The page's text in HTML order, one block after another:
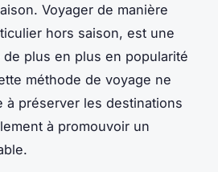
Voyager de manière
hors saison, est une
plus en plus en popularité
méthode de voyage ne
à préserver les destinations
à promouvoir un